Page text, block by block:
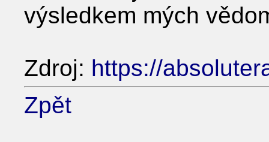
výsledkem mých
Zdroj: https://
Zpět